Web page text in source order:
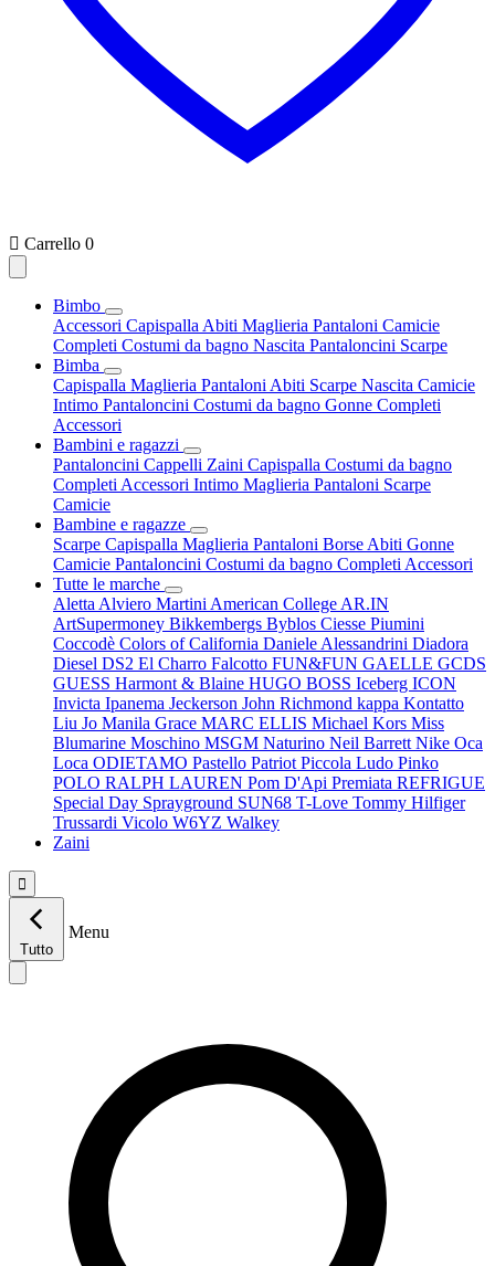
 Carrello 0
Bimbo
Accessori Capispalla Abiti Maglieria Pantaloni Camicie
Completi Costumi da bagno Nascita Pantaloncini Scarpe
Bimba
Capispalla Maglieria Pantaloni Abiti Scarpe Nascita Camicie
Intimo Pantaloncini Costumi da bagno Gonne Completi
Accessori
Bambini e ragazzi
Pantaloncini Cappelli Zaini Capispalla Costumi da bagno
Completi Accessori Intimo Maglieria Pantaloni Scarpe
Camicie
Bambine e ragazze
Scarpe Capispalla Maglieria Pantaloni Borse Abiti Gonne
Camicie Pantaloncini Costumi da bagno Completi Accessori
Tutte le marche
Aletta Alviero Martini American College AR.IN
ArtSupermoney Bikkembergs Byblos Ciesse Piumini
Coccodè Colors of California Daniele Alessandrini Diadora
Diesel DS2 El Charro Falcotto FUN&FUN GAELLE GCDS
GUESS Harmont & Blaine HUGO BOSS Iceberg ICON
Invicta Ipanema Jeckerson John Richmond kappa Kontatto
Liu Jo Manila Grace MARC ELLIS Michael Kors Miss
Blumarine Moschino MSGM Naturino Neil Barrett Nike Oca
Loca ODIETAMO Pastello Patriot Piccola Ludo Pinko
POLO RALPH LAUREN Pom D'Api Premiata REFRIGUE
Special Day Sprayground SUN68 T-Love Tommy Hilfiger
Trussardi Vicolo W6YZ Walkey
Zaini

Tutto
Menu